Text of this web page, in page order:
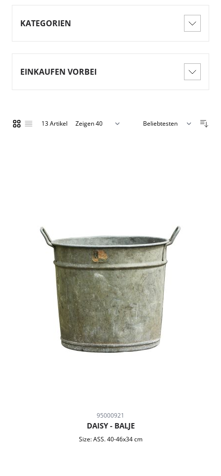
KATEGORIEN
EINKAUFEN VORBEI
ListeListe Sortieren nach
13Artikel Zeigen
pro Seite
95000921
DAISY - BALJE
Size: ASS. 40-46x34 cm